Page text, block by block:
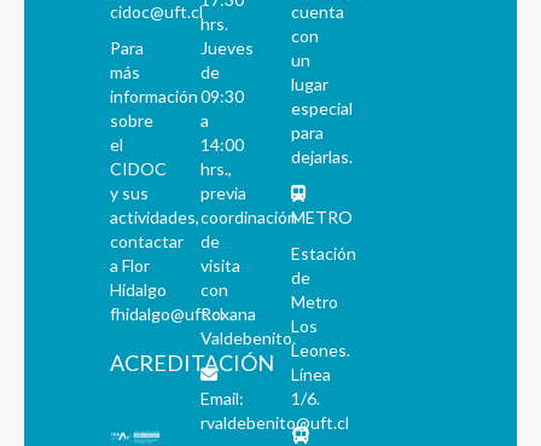
cidoc@uft.cl
Para
más
información
sobre
el
CIDOC
y sus
actividades,
contactar
a Flor
Hidalgo
fhidalgo@uft.cl
ACREDITACIÓN
hrs.
Jueves
de
09:30
a
14:00
hrs.,
previa
coordinación
de
visita
con
Roxana
Valdebenito.
Email:
rvaldebenito@uft.cl
cuenta
con
un
lugar
especial
para
dejarlas.
METRO
Estación
de
Metro
Los
Leones.
Línea
1/6.